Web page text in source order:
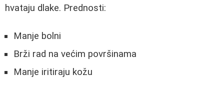
hvataju dlake. Prednosti:
Manje bolni
Brži rad na većim površinama
Manje iritiraju kožu